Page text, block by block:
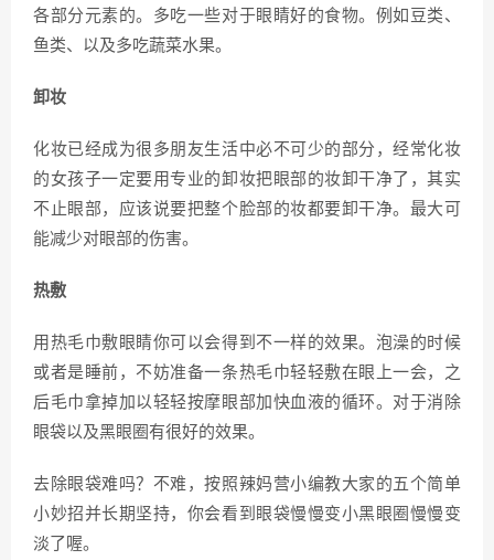
各部分元素的。多吃一些对于眼睛好的食物。例如豆类、
鱼类、以及多吃蔬菜水果。
卸妆
化妆已经成为很多朋友生活中必不可少的部分，经常化妆
的女孩子一定要用专业的卸妆把眼部的妆卸干净了，其实
不止眼部，应该说要把整个脸部的妆都要卸干净。最大可
能减少对眼部的伤害。
热敷
用热毛巾敷眼睛你可以会得到不一样的效果。泡澡的时候
或者是睡前，不妨准备一条热毛巾轻轻敷在眼上一会，之
后毛巾拿掉加以轻轻按摩眼部加快血液的循环。对于消除
眼袋以及黑眼圈有很好的效果。
去除眼袋难吗？不难，按照辣妈营小编教大家的五个简单
小妙招并长期坚持，你会看到眼袋慢慢变小黑眼圈慢慢变
淡了喔。